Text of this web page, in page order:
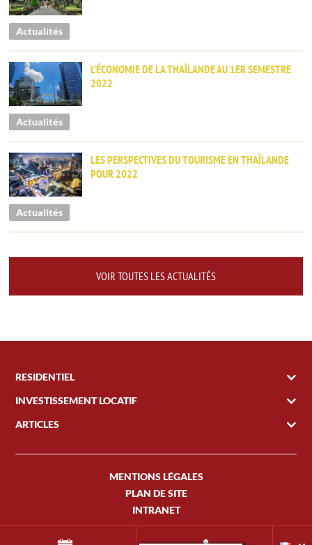
Actualités
L’ÉCONOMIE DE LA THAÏLANDE AU 1ER SEMESTRE
2022
Actualités
LES PERSPECTIVES DU TOURISME EN THAÏLANDE
POUR 2022
Actualités
VOIR TOUTES LES ACTUALITÉS
RESIDENTIEL
INVESTISSEMENT LOCATIF
ARTICLES
MENTIONS LÉGALES
PLAN DE SITE
INTRANET